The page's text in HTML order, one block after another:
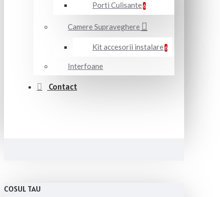
Porti Culisante 6
Camere Supraveghere
Kit accesorii instalare 6
Interfoane
Contact
COSUL TAU